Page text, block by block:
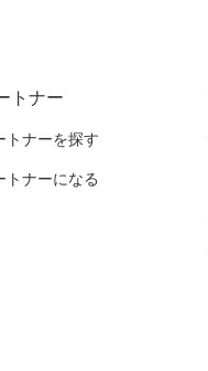
トナー
トナーを探す
トナーになる